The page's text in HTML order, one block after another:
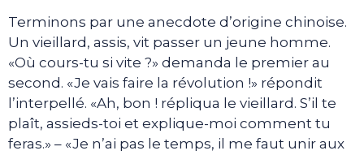
Terminons par une anecdote d’origine chinoise.
Un vieillard, assis, vit passer un jeune homme.
«Où cours-tu si vite ?» demanda le premier au
second. «Je vais faire la révolution !» répondit
l’interpellé. «Ah, bon ! répliqua le vieillard. S’il te
plaît, assieds-toi et explique-moi comment tu
feras.» – «Je n’ai pas le temps, il me faut unir aux